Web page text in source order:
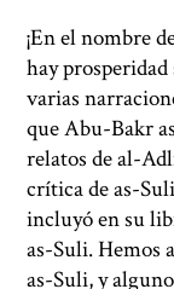
¡En el nombre
hay
varias
que Abu-Bakr
relatos de al-
crítica de as-
incluyó en su
as-Suli. Hemos
as-Suli, y